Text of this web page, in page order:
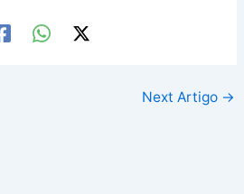
Next Artigo →